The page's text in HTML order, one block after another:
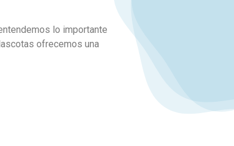
lo importante
ofrecemos una